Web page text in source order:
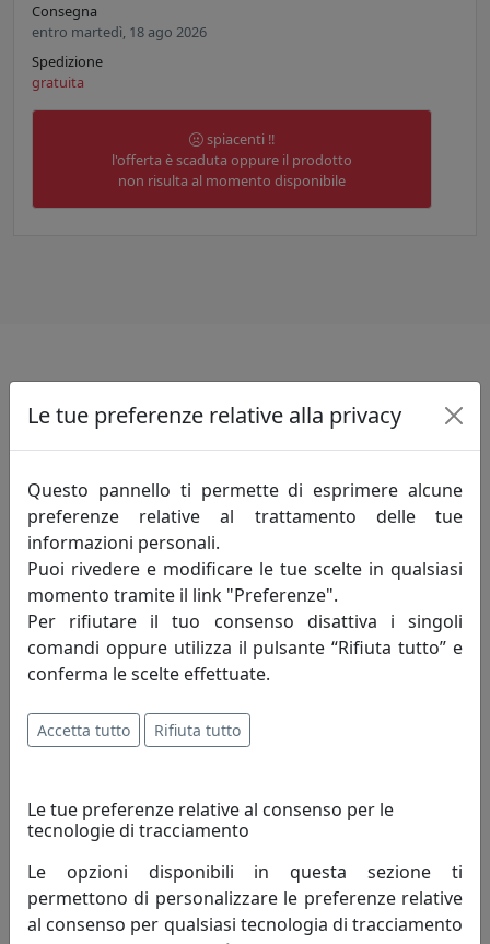
Consegna
entro martedì, 18 ago 2026
Spedizione
gratuita
spiacenti !!
l'offerta è scaduta oppure il prodotto
non risulta al momento disponibile
vastissima di articoli in smalto ispirata a
quelli che tanto piacevano agli zar di tutte
le Russie, una collezione in porcellana, cristalli,
ceramiche dipinte a mano e vetri molati. La Royal Family
vuole regalare un po’ di magia,un sogno in cui i semplici
gesti quotidiani assumano caratteristiche speciali una
volta esclusivo privilegio di pochi e oggi destinate a
tutte le persone che amano il bello.
La Royal Family non confonde la modernità del design
eccellenti risultati raggiunti dai grandi artisti di oggetti
del passato con le esigenze moderne e contemporanee.
Royal Family vuole essere un punto di riferimento per
chi ama una casa calda ed accogliente, piena di oggetti
Le tue preferenze relative alla privacy
Questo pannello ti permette di esprimere alcune
preferenze relative al trattamento delle tue
informazioni personali.
Puoi rivedere e modificare le tue scelte in qualsiasi
momento tramite il link "Preferenze".
Per rifiutare il tuo consenso disattiva i singoli
comandi oppure utilizza il pulsante “Rifiuta tutto” e
conferma le scelte effettuate.
Accetta tutto Rifiuta tutto
Le tue preferenze relative al consenso per le
tecnologie di tracciamento
Le opzioni disponibili in questa sezione ti
permettono di personalizzare le preferenze relative
al consenso per qualsiasi tecnologia di tracciamento